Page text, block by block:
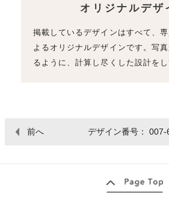
オリジナルデザ
掲載しているデザインはすべて、
よるオリジナルデザインです。写
るように、計算し尽くした設計をし
前へ デザイン番号： 007-